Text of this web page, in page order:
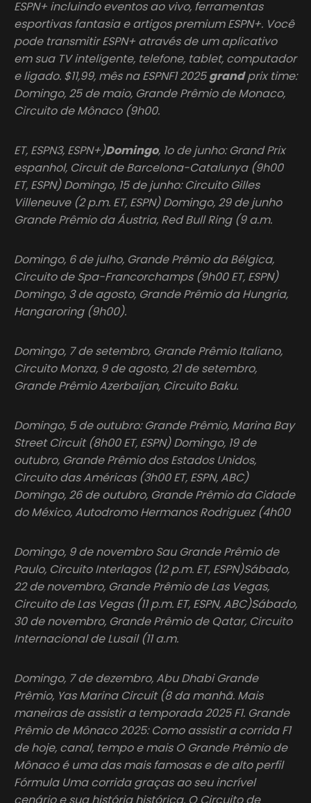
ESPN+ incluindo eventos ao vivo, ferramentas
esportivas fantasia e artigos premium ESPN+. Você
pode transmitir ESPN+ através de um aplicativo
em sua TV inteligente, telefone, tablet, computador
e ligado. $11,99, mês na ESPNF1 2025grandprix time:
Domingo, 25 de maio, Grande Prêmio de Monaco,
Circuito de Mônaco (9h00.
ET, ESPN3, ESPN+)Domingo, 1o de junho: Grand Prix
espanhol, Circuit de Barcelona-Catalunya (9h00
ET, ESPN) Domingo, 15 de junho: Circuito Gilles
Villeneuve (2 p.m. ET, ESPN) Domingo, 29 de junho
Grande Prêmio da Áustria, Red Bull Ring (9 a.m.
Domingo, 6 de julho, Grande Prêmio da Bélgica,
Circuito de Spa-Francorchamps (9h00 ET, ESPN)
Domingo, 3 de agosto, Grande Prêmio da Hungria,
Hangaroring (9h00).
Domingo, 7 de setembro, Grande Prêmio Italiano,
Circuito Monza, 9 de agosto, 21 de setembro,
Grande Prêmio Azerbaijan, Circuito Baku.
Domingo, 5 de outubro: Grande Prêmio, Marina Bay
Street Circuit (8h00 ET, ESPN) Domingo, 19 de
outubro, Grande Prêmio dos Estados Unidos,
Circuito das Américas (3h00 ET, ESPN, ABC)
Domingo, 26 de outubro, Grande Prêmio da Cidade
do México, Autodromo Hermanos Rodriguez (4h00
Domingo, 9 de novembro Sau Grande Prêmio de
Paulo, Circuito Interlagos (12 p.m. ET, ESPN)Sábado,
22 de novembro, Grande Prêmio de Las Vegas,
Circuito de Las Vegas (11 p.m. ET, ESPN, ABC)Sábado,
30 de novembro, Grande Prêmio de Qatar, Circuito
Internacional de Lusail (11 a.m.
Domingo, 7 de dezembro, Abu Dhabi Grande
Prêmio, Yas Marina Circuit (8 da manhã. Mais
maneiras de assistir a temporada 2025 F1. Grande
Prêmio de Mônaco 2025: Como assistir a corrida F1
de hoje, canal, tempo e mais O Grande Prêmio de
Mônaco é uma das mais famosas e de alto perfil
Fórmula Uma corrida graças ao seu incrível